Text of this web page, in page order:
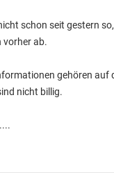
schon seit gestern
vorher ab.
gehören auf
nicht billig.